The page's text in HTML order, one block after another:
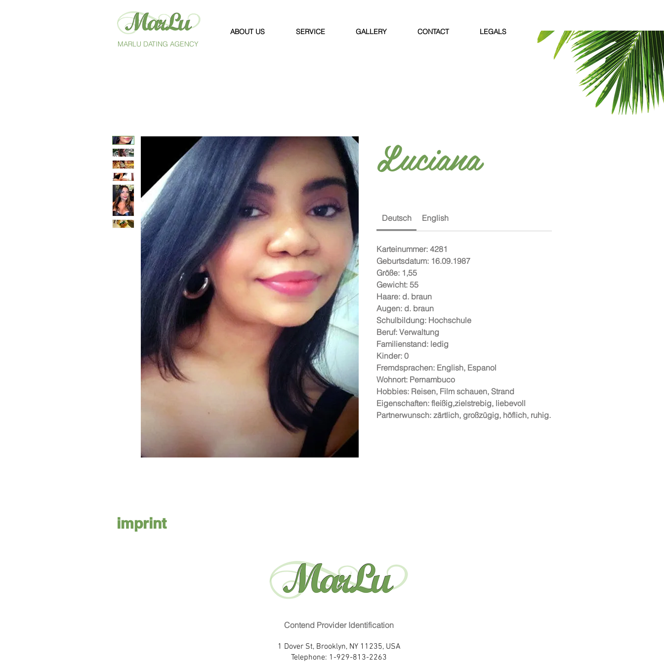
MARLU DATING AGENCY
ABOUT US SERVICE GALLERY CONTACT LEGALS
Luciana
Deutsch English
Karteinummer: 4281
Geburtsdatum: 16.09.1987
Größe: 1,55
Gewicht: 55
Haare: d. braun
Augen: d. braun
Schulbildung: Hochschule
Beruf: Verwaltung
Familienstand: ledig
Kinder: 0
Fremdsprachen: English, Espanol
Wohnort: Pernambuco
Hobbies: Reisen, Film schauen, Strand
Eigenschaften: fleißig,zielstrebig, liebevoll
Partnerwunsch: zärtlich, großzügig, höflich, ruhig.
Contend Provider Identification
1 Dover St, Brooklyn, NY 11235, USA
Telephone: 1-929-813-2263
imprint